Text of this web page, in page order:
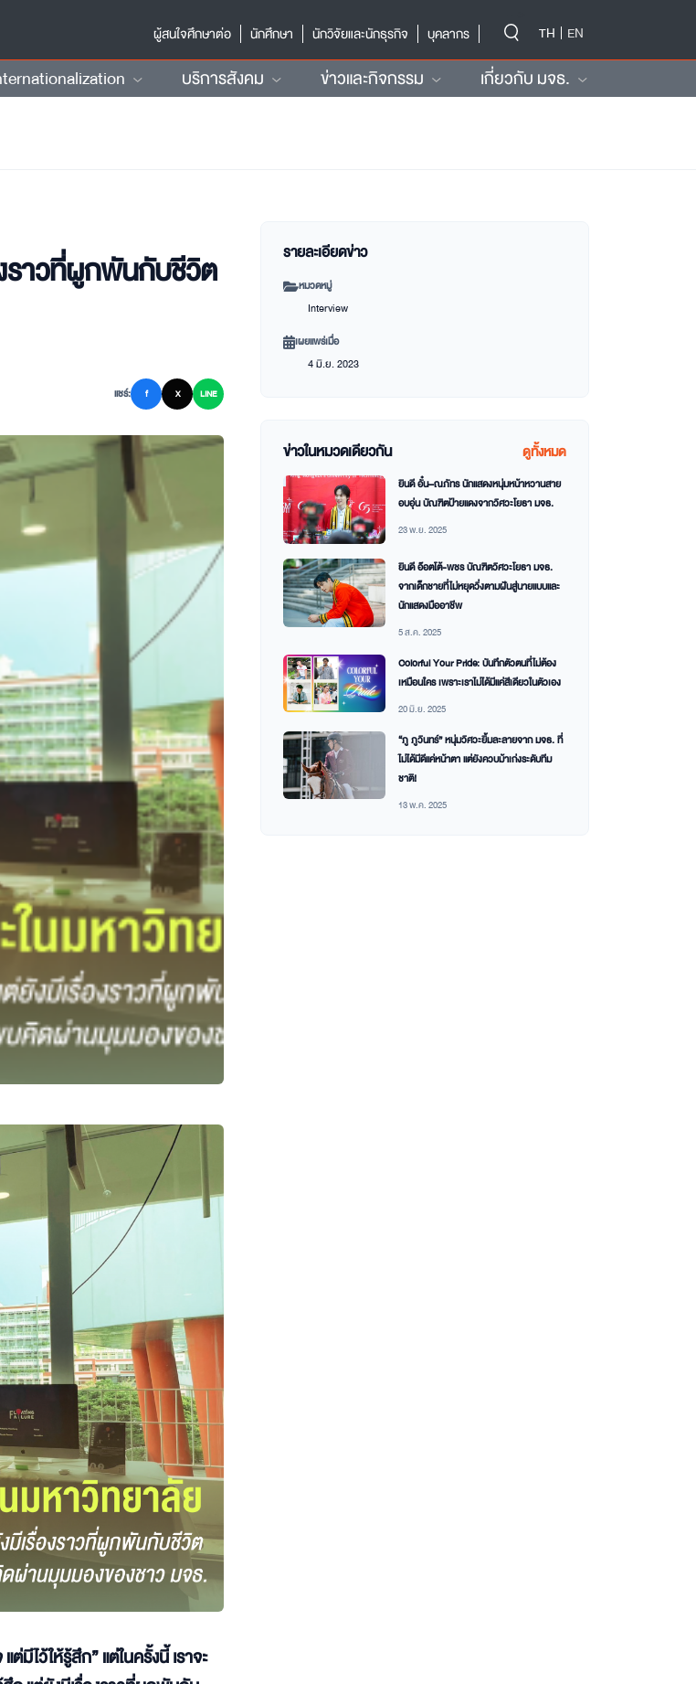
ผู้สนใจศึกษาต่อ
นักศึกษา นักวิจัยและนักธุรกิจ บุคลากร TH EN
บริการสังคม ข่าวและกิจกรรม เกี่ยวกับ มจธ.
ราวที่ผูกพันกับชีวิต
แชร์: f X LINE
มีไว้ให้รู้สึก” แต่ในครั้งนี้ เราจะ
รายละเอียดข่าว
หมวดหมู่
Interview
เผยแพร่เมื่อ
4 มิ.ย. 2023
ข่าวในหมวดเดียวกัน ดูทั้งหมด
ยินดี อั๋น–ณภัทร นักแสดงหนุ่มหน้าหวานสาย
อบอุ่น บัณฑิตป้ายแดงจากวิศวะโยธา มจธ.
23 พ.ย. 2025
ยินดี อ๊อตโต้-พชร บัณฑิตวิศวะโยธา มจธ.
จากเด็กชายที่ไม่หยุดวิ่งตามฝันสู่นายแบบและ
นักแสดงมืออาชีพ
5 ส.ค. 2025
Colorful Your Pride: บันทึกตัวตนที่ไม่ต้อง
เหมือนใคร เพราะเราไม่ได้มีแค่สีเดียวในตัวเอง
20 มิ.ย. 2025
“ภู ภูวินทร์” หนุ่มวิศวะยิ้มละลายจาก มจธ. ที่
ไม่ได้มีดีแค่หน้าตา แต่ยังควบม้าเก่งระดับทีม
ชาติ!
13 พ.ค. 2025